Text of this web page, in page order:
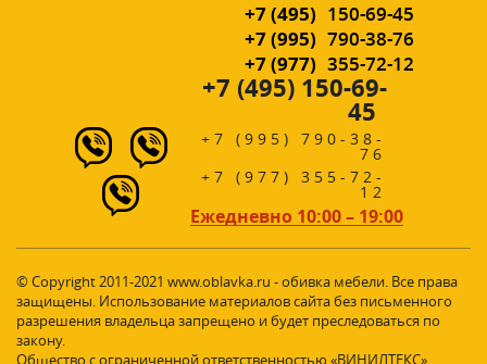
+7 (495) 150-69-45
+7 (995) 790-38-76
+7 (977) 355-72-12
+7 (495) 150-69-
45
+7 (995) 790-38-
76
+7 (977) 355-72-
12
Ежедневно 10:00 – 19:00
© Copyright 2011-2021 www.oblavka.ru - обивка мебели. Все права
защищены. Использование материалов сайта без письменного
разрешения владельца запрещено и будет преследоваться по
закону.
Общество с ограниченной ответственностью «ВИНИЛТЕКС»